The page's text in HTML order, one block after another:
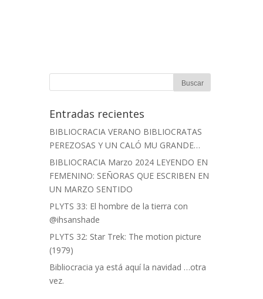
Entradas recientes
BIBLIOCRACIA VERANO BIBLIOCRATAS
PEREZOSAS Y UN CALÓ MU GRANDE…
BIBLIOCRACIA Marzo 2024 LEYENDO EN
FEMENINO: SEÑORAS QUE ESCRIBEN EN
UN MARZO SENTIDO
PLYTS 33: El hombre de la tierra con
@ihsanshade
PLYTS 32: Star Trek: The motion picture
(1979)
Bibliocracia ya está aquí la navidad …otra
vez.